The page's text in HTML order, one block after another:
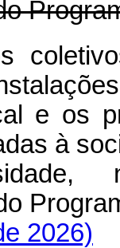
e os
à
2026)